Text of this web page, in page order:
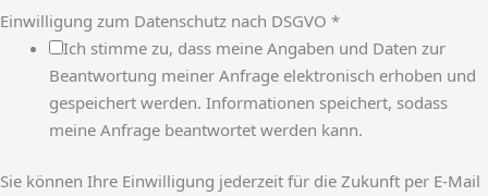
B
f
Einwilligung zum Datenschutz nach DSGVO *
Ich stimme zu, dass meine Angaben und Daten zur
Beantwortung meiner Anfrage elektronisch erhoben und
gespeichert werden. Informationen speichert, sodass
meine Anfrage beantwortet werden kann.
Sie können Ihre Einwilligung jederzeit für die Zukunft per E-Mail